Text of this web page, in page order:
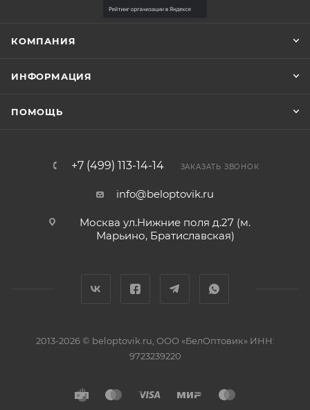
КОМПАНИЯ
ИНФОРМАЦИЯ
ПОМОЩЬ
+7 (499) 113-14-14 ЗАКАЗАТЬ ЗВОНОК
info@beloptovik.ru
Москва ул.Нижние поля д.27 (м.
Марьино, Братиславская)
2013-2026 © beloptovik.ru, ООО «БелОптовик» ИНН:
9723239220